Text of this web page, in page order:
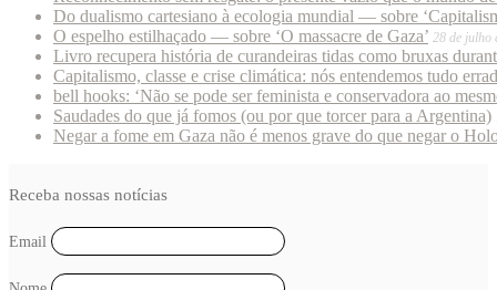
Do dualismo cartesiano à ecologia mundial — sobre
O espelho estilhaçado — sobre ‘O massacre de Gaza’ 28 de julho
Livro recupera história de curandeiras tidas como bruxas
Capitalismo, classe e crise climática: nós entendemos tudo
bell hooks: ‘Não se pode ser feminista e conservadora ao
Saudades do que já fomos (ou por que torcer para a Argentina)
Negar a fome em Gaza não é menos grave do que negar o
Receba nossas notícias
Email